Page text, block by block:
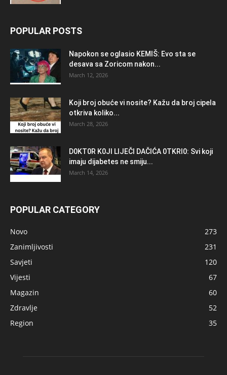
POPULAR POSTS
Napokon se oglasio KEMlŠ: Evo sta se
desava sa Zoricom nakon...
March 12, 2026
Koji broj obuće vi nosite? Kažu da broj cipela
otkriva koliko...
March 28, 2026
D0KT0R K0Jl LlJEČl DAČlĆA 0TKRl0: Svi koji
imaju dijabetes ne smiju...
March 14, 2026
POPULAR CATEGORY
Novo
273
Zanimljivosti
231
Savjeti
120
Vijesti
67
Magazin
60
Zdravlje
52
Region
35